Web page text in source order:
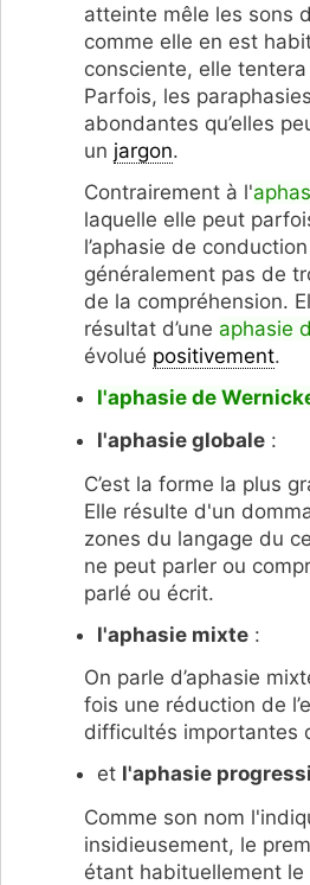
atteinte mêle les sons
comme elle en est
consciente, elle
Parfois, les
abondantes qu’elles
un jargon.
Contrairement à l'
laquelle elle peut
l’aphasie de
généralement pas de
de la compréhension.
résultat d’une aphasie
évolué positivement.
l'aphasie de
l'aphasie globale :
C’est la forme la plus
Elle résulte d'un
zones du langage du
ne peut parler ou
parlé ou écrit.
l'aphasie mixte :
On parle d’aphasie
fois une réduction de
difficultés importantes
et l'aphasie
Comme son nom
insidieusement, le
étant habituellement